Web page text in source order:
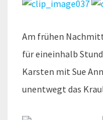
Am frühen
für eineinhalb
Karsten mit Sue
unentwegt das